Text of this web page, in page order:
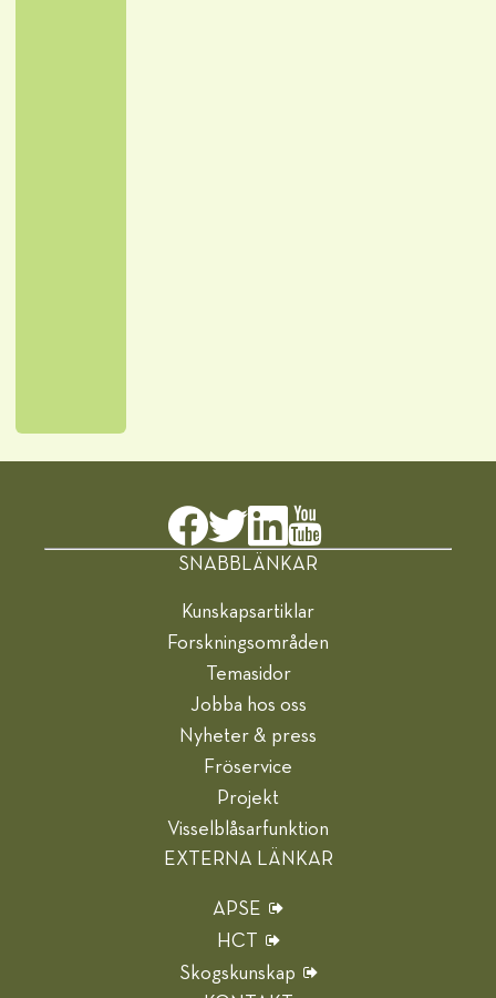
SNABBLÄNKAR
Kunskapsartiklar
Forskningsområden
Temasidor
Jobba hos oss
Nyheter & press
Fröservice
Projekt
Visselblåsarfunktion
EXTERNA LÄNKAR
APSE
HCT
Skogskunskap